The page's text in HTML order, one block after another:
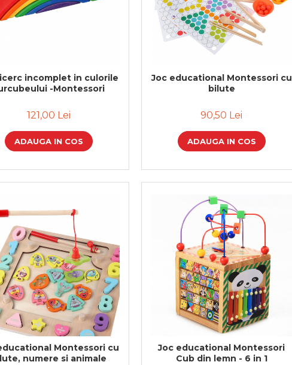
incomplet in culorile
-Montessori
121,00 Lei
ADAUGA IN COS
Joc educational Montessori cu
bilute
90,50 Lei
ADAUGA IN COS
Montessori cu
numere si animale
Joc educational Montessori
Cub din lemn - 6 in 1